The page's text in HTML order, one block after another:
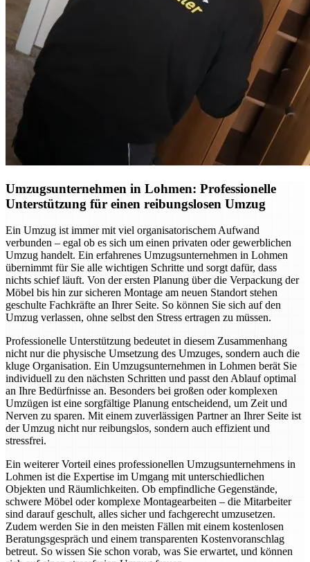
Umzugsunternehmen in Lohmen: Professionelle
Unterstützung für einen reibungslosen Umzug
Ein Umzug ist immer mit viel organisatorischem Aufwand
verbunden – egal ob es sich um einen privaten oder gewerblichen
Umzug handelt. Ein erfahrenes Umzugsunternehmen in Lohmen
übernimmt für Sie alle wichtigen Schritte und sorgt dafür, dass
nichts schief läuft. Von der ersten Planung über die Verpackung der
Möbel bis hin zur sicheren Montage am neuen Standort stehen
geschulte Fachkräfte an Ihrer Seite. So können Sie sich auf den
Umzug verlassen, ohne selbst den Stress ertragen zu müssen.
Professionelle Unterstützung bedeutet in diesem Zusammenhang
nicht nur die physische Umsetzung des Umzuges, sondern auch die
kluge Organisation. Ein Umzugsunternehmen in Lohmen berät Sie
individuell zu den nächsten Schritten und passt den Ablauf optimal
an Ihre Bedürfnisse an. Besonders bei großen oder komplexen
Umzügen ist eine sorgfältige Planung entscheidend, um Zeit und
Nerven zu sparen. Mit einem zuverlässigen Partner an Ihrer Seite ist
der Umzug nicht nur reibungslos, sondern auch effizient und
stressfrei.
Ein weiterer Vorteil eines professionellen Umzugsunternehmens in
Lohmen ist die Expertise im Umgang mit unterschiedlichen
Objekten und Räumlichkeiten. Ob empfindliche Gegenstände,
schwere Möbel oder komplexe Montagearbeiten – die Mitarbeiter
sind darauf geschult, alles sicher und fachgerecht umzusetzen.
Zudem werden Sie in den meisten Fällen mit einem kostenlosen
Beratungsgespräch und einem transparenten Kostenvoranschlag
betreut. So wissen Sie schon vorab, was Sie erwartet, und können